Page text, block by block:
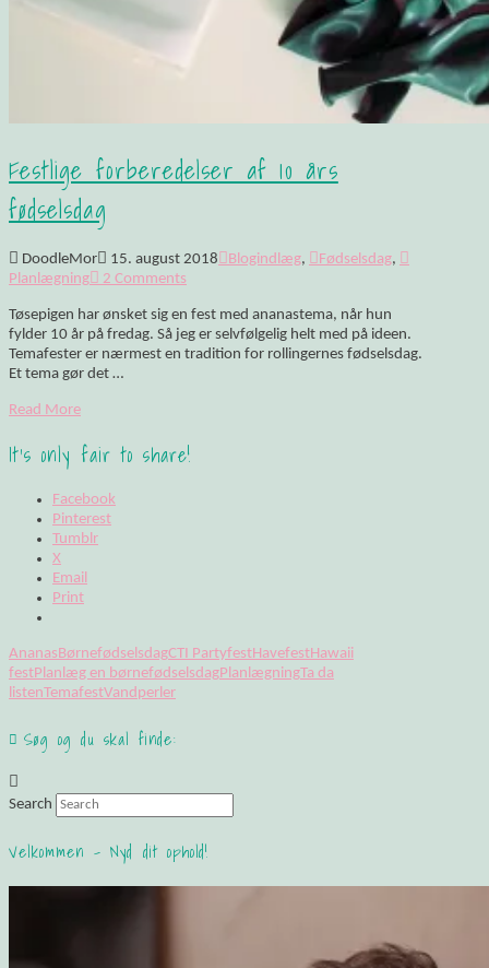
Festlige forberedelser af 10 års
fødselsdag
DoodleMor 15. august 2018 Blogindlæg, Fødselsdag,
Planlægning
2 Comments
Tøsepigen har ønsket sig en fest med ananastema, når hun
fylder 10 år på fredag. Så jeg er selvfølgelig helt med på ideen.
Temafester er nærmest en tradition for rollingernes fødselsdag.
Et tema gør det …
Read More
It's only fair to share!
Facebook
Pinterest
Tumblr
X
Email
Print
AnanasBørnefødselsdagCTI PartyfestHavefestHawaii
festPlanlæg en børnefødselsdagPlanlægningTa da
listenTemafestVandperler
Søg og du skal finde:
Search
Velkommen – Nyd dit ophold!